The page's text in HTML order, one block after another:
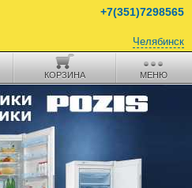
Челябинск
+7(351)7298565
КОРЗИНА МЕНЮ